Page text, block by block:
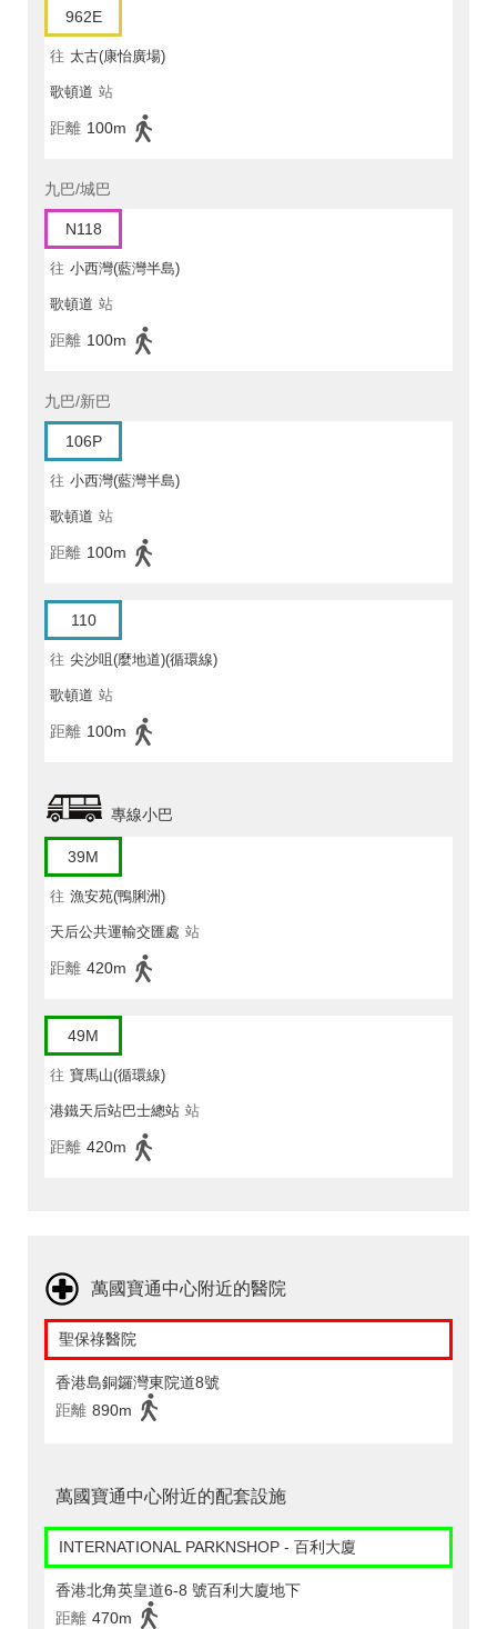
962E
往 太古(康怡廣場)
歌頓道 站
距離 100m
九巴/城巴
N118
往 小西灣(藍灣半島)
歌頓道 站
距離 100m
九巴/新巴
106P
往 小西灣(藍灣半島)
歌頓道 站
距離 100m
110
往 尖沙咀(麼地道)(循環線)
歌頓道 站
距離 100m
專線小巴
39M
往 漁安苑(鴨脷洲)
天后公共運輸交匯處 站
距離 420m
49M
往 寶馬山(循環線)
港鐵天后站巴士總站 站
距離 420m
萬國寶通中心附近的醫院
聖保祿醫院
香港島銅鑼灣東院道8號
距離 890m
萬國寶通中心附近的配套設施
INTERNATIONAL PARKNSHOP - 百利大廈
香港北角英皇道6-8 號百利大廈地下
距離 470m